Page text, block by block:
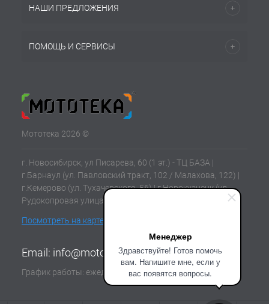
Менеджер
Здравствуйте! Готов помочь
вам. Напишите мне, если у
вас появятся вопросы.
НАШИ ПРЕДЛОЖЕНИЯ
ПОМОЩЬ И СЕРВИСЫ
Мототека 2026 ©
г. Новосибирск, ул Писарева, 60 (1 эт.) - ТЦ БАЗА |
г.Барнаул (ул. Павловский тракт, 102 / Малахова, 122) |
г.Кемерово (ул. Тухачевского, 56) | г.Новокузнецк (ул.
Рудокопровая улица, 21) | г.Томск (ул. Клюева, 11В)
Посмотреть на карте
Email: info@mototeka.su
График работы: ежедневно с 10:00 до 19:00